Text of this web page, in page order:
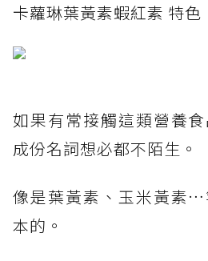
卡蘿琳葉黃素蝦紅素 特色
如果有常接觸這類營養
成份名詞想必都不陌生。
像是葉黃素、玉米黃素
本的。